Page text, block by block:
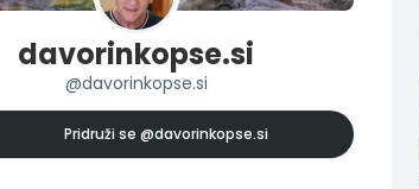
davorinkopse.si
@davorinkopse.si
Pridruži se @davorinkopse.si